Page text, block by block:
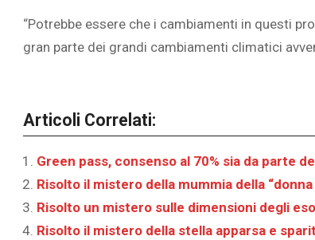
“Potrebbe essere che i cambiamenti in questi
gran parte dei grandi cambiamenti climatici
Articoli Correlati:
Green pass, consenso al 70% sia da parte
Risolto il mistero della mummia della
Risolto un mistero sulle dimensioni degli
Risolto il mistero della stella apparsa e